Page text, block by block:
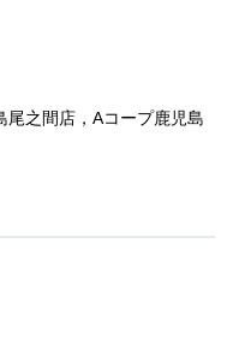
尾之間店，Aコープ鹿児島